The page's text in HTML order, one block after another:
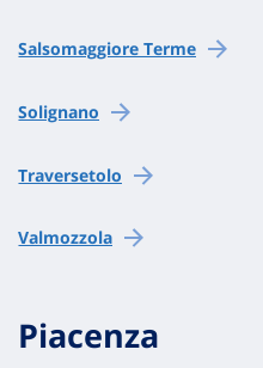
Salsomaggiore Terme
Solignano
Traversetolo
Valmozzola
Piacenza